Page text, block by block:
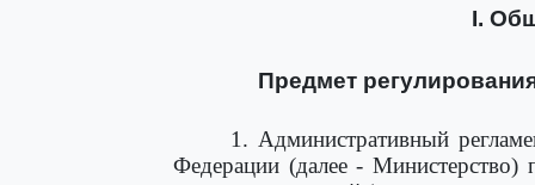
I.
Предмет
1. Административный
Федерации (далее - Министерство)